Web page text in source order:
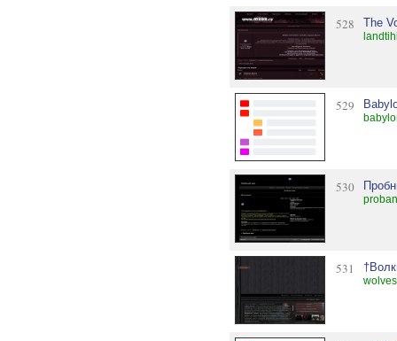
528 The
529
530
531